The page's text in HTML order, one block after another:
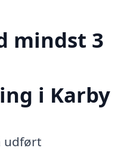
mindst 3
i Karby
udført